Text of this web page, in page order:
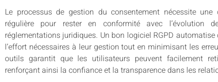
Le processus de gestion du consentement nécessite
régulière pour rester en conformité avec l’évolution
réglementations juridiques. Un bon logiciel RGPD
l’effort nécessaires à leur gestion tout en minimisant les
outils garantit que les utilisateurs peuvent facilement
renforçant ainsi la confiance et la transparence dans les